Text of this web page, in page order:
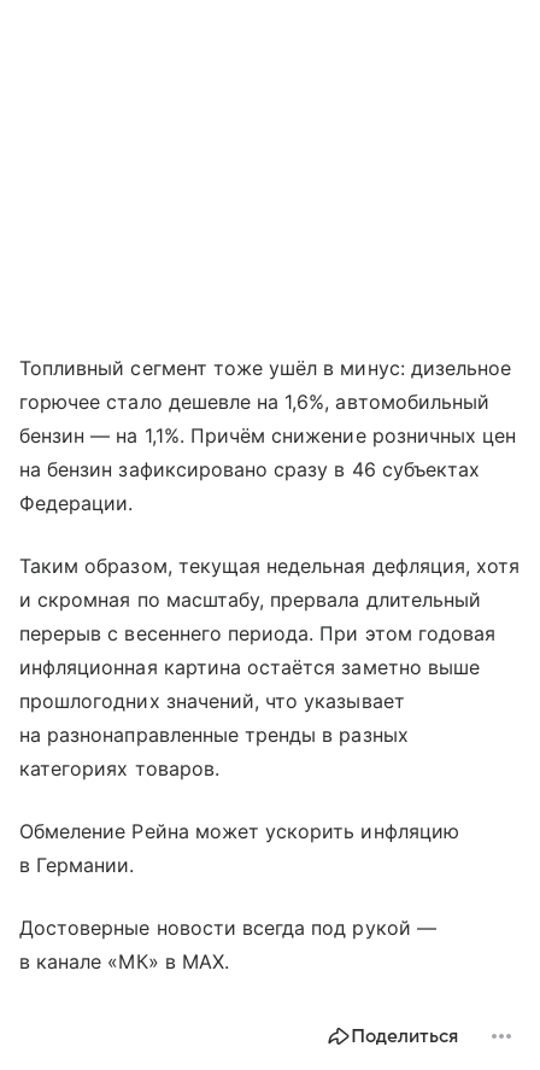
Топливный сегмент тоже ушёл в минус: дизельное
горючее стало дешевле на 1,6%, автомобильный
бензин — на 1,1%. Причём снижение розничных цен
на бензин зафиксировано сразу в 46 субъектах
Федерации.
Таким образом, текущая недельная дефляция, хотя
и скромная по масштабу, прервала длительный
перерыв с весеннего периода. При этом годовая
инфляционная картина остаётся заметно выше
прошлогодних значений, что указывает
на разнонаправленные тренды в разных
категориях товаров.
Обмеление Рейна может ускорить инфляцию
в Германии.
Достоверные новости всегда под рукой —
в канале «МК» в MAX.
Поделиться